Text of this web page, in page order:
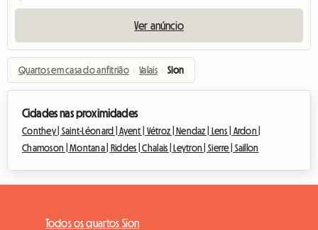
Ver anúncio
Quartos em casa do anfitrião › Valais › Sion
Cidades nas proximidades
Conthey | Saint-Léonard |Ayent | Vétroz | Nendaz | Lens | Ardon |
Chamoson |Montana | Riddes |Chalais | Leytron |Sierre | Saillon
Todos os quartos Sion